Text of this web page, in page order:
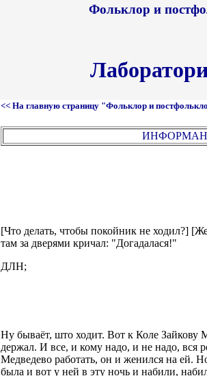
Фольклор и
<< На главную страницу "Фольклор и
[Что делать, чтобы покойник не ходил?]
там за дверями кричал: "Догадалася!"
ДЛН;
Ну бываёт, што ходит. Вот к Коле Зайкову
держал. И все, и кому надо, и не надо, вся
Медведево работать, он и женился на ей.
была и вот у ней в эту ночь и набили,